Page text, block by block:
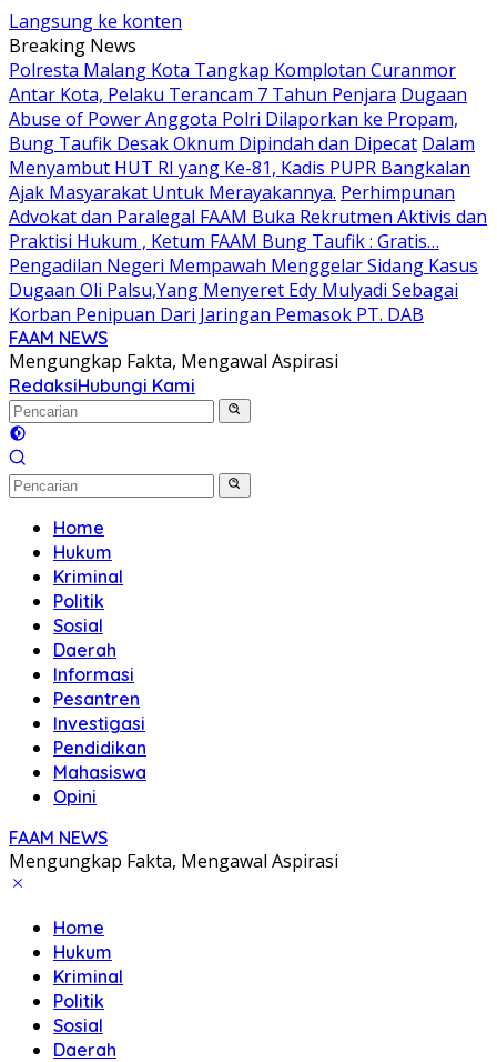
Langsung ke konten
Breaking News
Polresta Malang Kota Tangkap Komplotan Curanmor
Antar Kota, Pelaku Terancam 7 Tahun Penjara Dugaan
Abuse of Power Anggota Polri Dilaporkan ke Propam,
Bung Taufik Desak Oknum Dipindah dan Dipecat Dalam
Menyambut HUT RI yang Ke-81, Kadis PUPR Bangkalan
Ajak Masyarakat Untuk Merayakannya. Perhimpunan
Advokat dan Paralegal FAAM Buka Rekrutmen Aktivis dan
Praktisi Hukum , Ketum FAAM Bung Taufik : Gratis…
Pengadilan Negeri Mempawah Menggelar Sidang Kasus
Dugaan Oli Palsu,Yang Menyeret Edy Mulyadi Sebagai
Korban Penipuan Dari Jaringan Pemasok PT. DAB
FAAM NEWS
Mengungkap Fakta, Mengawal Aspirasi
RedaksiHubungi Kami
Home
Hukum
Kriminal
Politik
Sosial
Daerah
Informasi
Pesantren
Investigasi
Pendidikan
Mahasiswa
Opini
FAAM NEWS
Mengungkap Fakta, Mengawal Aspirasi
Home
Hukum
Kriminal
Politik
Sosial
Daerah